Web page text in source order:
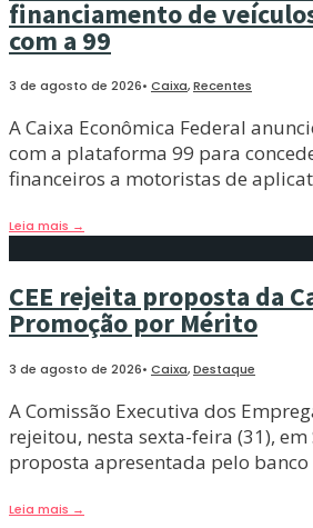
financiamento de
com a 99
3 de agosto de 2026• Caixa,Recentes
A Caixa Econômica Federal
com a plataforma 99 para
financeiros a motoristas de
Leia mais →
CEE rejeita proposta da
Promoção por Mérito
3 de agosto de 2026• Caixa,Destaque
A Comissão Executiva dos
rejeitou, nesta sexta-feira (31), em
proposta apresentada pelo banco
Leia mais →